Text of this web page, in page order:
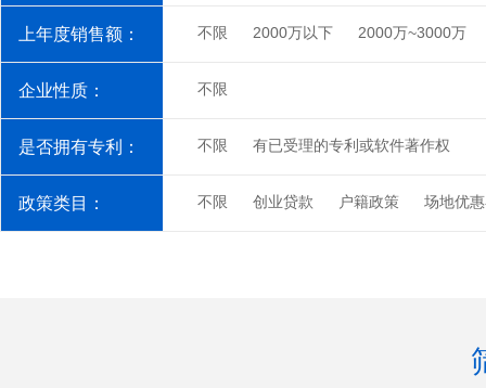
上年度销售额： 不限 2000万以下 2000万~3000万
企业性质： 不限
是否拥有专利： 不限 有已受理的专利或软件著作权
政策类目： 不限 创业贷款 户籍政策 场地优